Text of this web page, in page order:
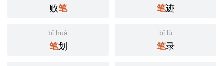
败笔 笔迹
bǐ huà
笔划
bǐ lù
笔录